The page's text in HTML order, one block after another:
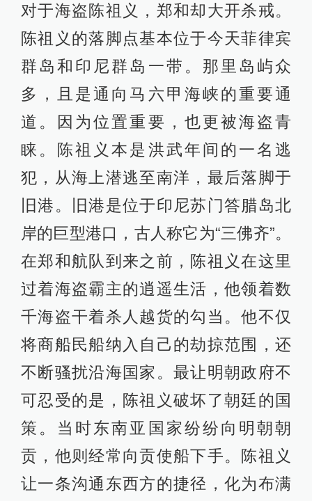
对于海盗陈祖义，郑和却大开杀戒。
陈祖义的落脚点基本位于今天菲律宾
群岛和印尼群岛一带。那里岛屿众
多，且是通向马六甲海峡的重要通
道。因为位置重要，也更被海盗青
睐。陈祖义本是洪武年间的一名逃
犯，从海上潜逃至南洋，最后落脚于
旧港。旧港是位于印尼苏门答腊岛北
岸的巨型港口，古人称它为“三佛齐”。
在郑和航队到来之前，陈祖义在这里
过着海盗霸主的逍遥生活，他领着数
千海盗干着杀人越货的勾当。他不仅
将商船民船纳入自己的劫掠范围，还
不断骚扰沿海国家。最让明朝政府不
可忍受的是，陈祖义破坏了朝廷的国
策。当时东南亚国家纷纷向明朝朝
贡，他则经常向贡使船下手。陈祖义
让一条沟通东西方的捷径，化为布满